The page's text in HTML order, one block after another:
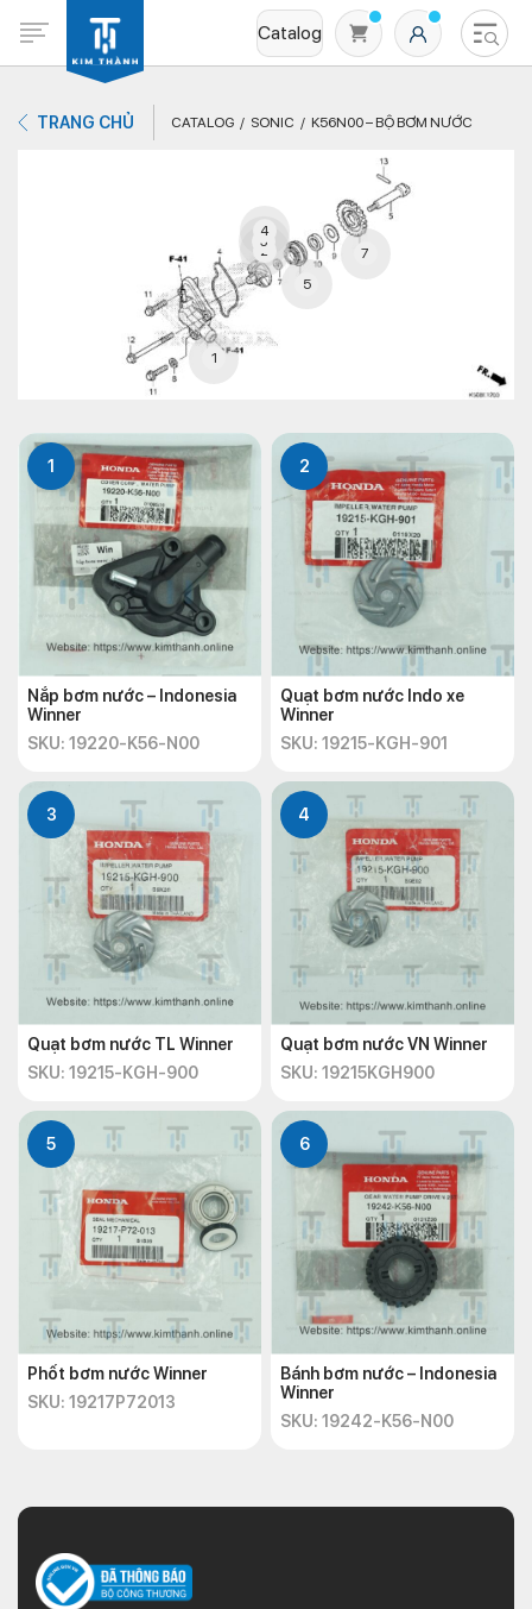
Catalog
Không có sản phẩm nào trong giỏ hàng
TRANG CHỦ CATALOG SONIC K56N00 – BỘ BƠM NƯỚC
1
2
3
4
5
7
1
Nắp bơm nước – Indonesia
Winner
SKU: 19220-K56-N00
2
Quạt bơm nước Indo xe
Winner
SKU: 19215-KGH-901
3
Quạt bơm nước TL Winner
SKU: 19215-KGH-900
4
Quạt bơm nước VN Winner
SKU: 19215KGH900
5
Phốt bơm nước Winner
SKU: 19217P72013
6
Bánh bơm nước – Indonesia
Winner
SKU: 19242-K56-N00